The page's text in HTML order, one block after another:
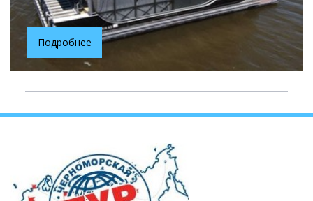
Подробнее